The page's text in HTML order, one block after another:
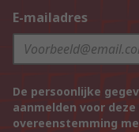
E-mailadres
De persoonlijke
aanmelden voor
overeenstemming